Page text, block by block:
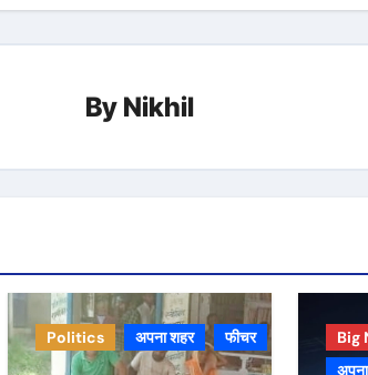
By Nikhil
Politics अपना शहर फीचर Big